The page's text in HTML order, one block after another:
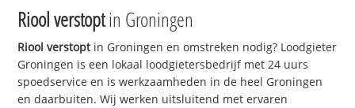
Riool verstoptin Groningen
Riool verstoptin Groningen en omstreken nodig? Loodgieter
Groningen is een lokaal loodgietersbedrijf met 24 uurs
spoedservice en is werkzaamheden in de heel Groningen
en daarbuiten. Wij werken uitsluitend met ervaren